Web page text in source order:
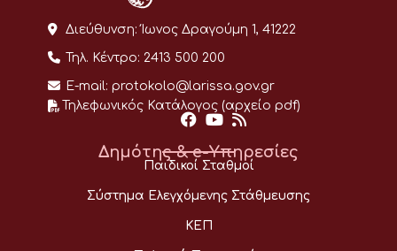
Διεύθυνση: Ίωνος Δραγούμη 1, 41222
Τηλ. Κέντρο: 2413 500 200
E-mail: protokolo@larissa.gov.gr
Τηλεφωνικός Κατάλογος (αρχείο pdf)
Δημότης & e-Υπηρεσίες
Παιδικοί Σταθμοί
Σύστημα Ελεγχόμενης Στάθμευσης
ΚΕΠ